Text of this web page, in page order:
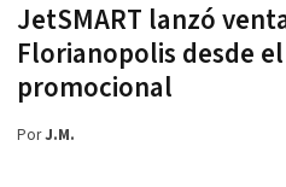
JetSMART lanzó
Florianopolis desde
promocional
PorJ.M.